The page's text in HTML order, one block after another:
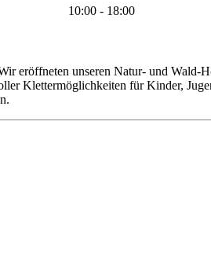
10:00 - 18:00
eröffneten unseren Natur- und
Klettermöglichkeiten für Kinder,